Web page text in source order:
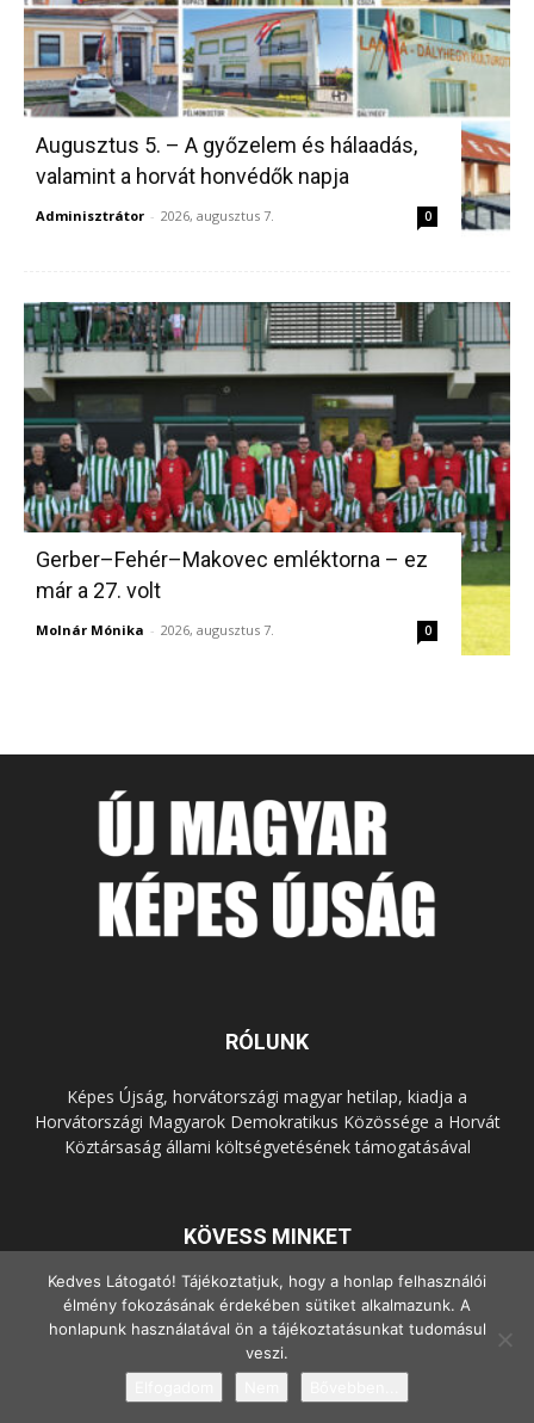
Augusztus 5. – A győzelem és hálaadás,
valamint a horvát honvédők napja
Adminisztrátor - 2026, augusztus 7. 0
Gerber–Fehér–Makovec emléktorna – ez
már a 27. volt
Molnár Mónika - 2026, augusztus 7. 0
RÓLUNK
Képes Újság, horvátországi magyar hetilap, kiadja a
Horvátországi Magyarok Demokratikus Közössége a Horvát
Köztársaság állami költségvetésének támogatásával
KÖVESS MINKET
© Copyright - 2022 Minden jog fenntartva.
Kedves Látogató! Tájékoztatjuk, hogy a honlap felhasználói
élmény fokozásának érdekében sütiket alkalmazunk. A
honlapunk használatával ön a tájékoztatásunkat tudomásul
veszi.